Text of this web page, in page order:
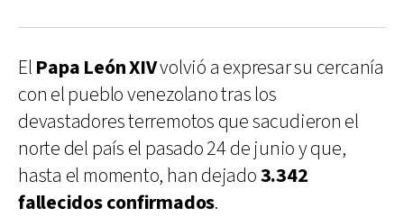
El Papa León XIVvolvió a expresar su cercanía
con el pueblo venezolano tras los
devastadores terremotos que sacudieron el
norte del país el pasado 24 de junio y que,
hasta el momento, han dejado3.342
fallecidos confirmados.